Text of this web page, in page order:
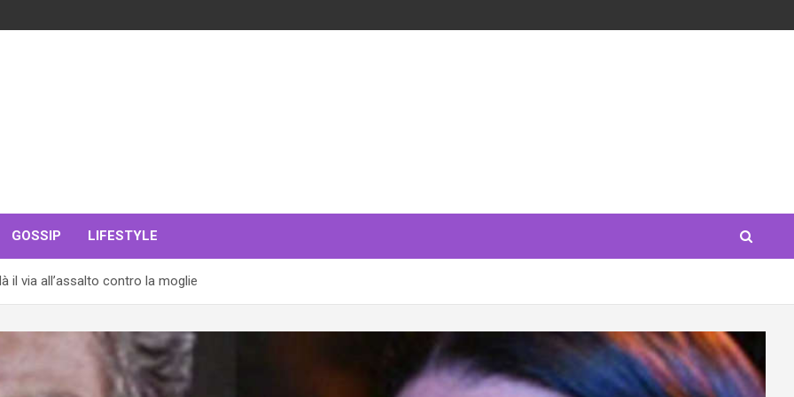
GOSSIP LIFESTYLE
il via all’assalto contro la moglie